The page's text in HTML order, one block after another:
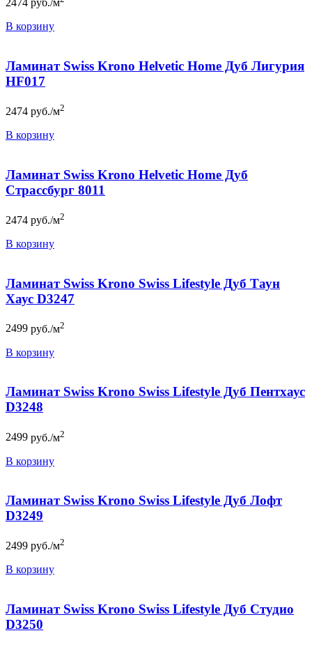
2474 руб./м
В корзину
Ламинат Swiss Krono Helvetic Home Дуб Лигурия
HF017
2474 руб./м2
В корзину
Ламинат Swiss Krono Helvetic Home Дуб
Страссбург 8011
2474 руб./м2
В корзину
Ламинат Swiss Krono Swiss Lifestyle Дуб Таун
Хаус D3247
2499 руб./м2
В корзину
Ламинат Swiss Krono Swiss Lifestyle Дуб Пентхаус
D3248
2499 руб./м2
В корзину
Ламинат Swiss Krono Swiss Lifestyle Дуб Лофт
D3249
2499 руб./м2
В корзину
Ламинат Swiss Krono Swiss Lifestyle Дуб Студио
D3250